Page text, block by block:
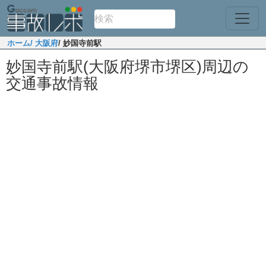
ホーム/ 大阪府/ 妙国寺前駅
妙国寺前駅(大阪府堺市堺区)周辺の
交通事故情報